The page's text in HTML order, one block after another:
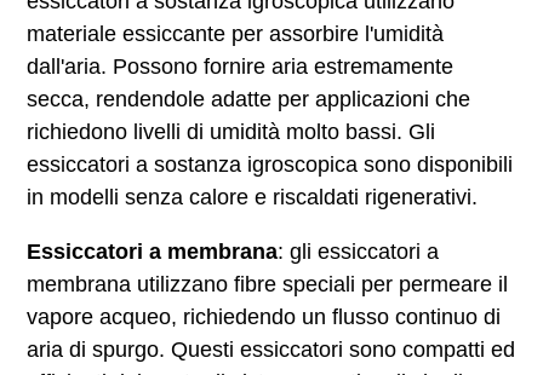
materiale essiccante per assorbire l'umidità
dall'aria. Possono fornire aria estremamente
secca, rendendole adatte per applicazioni che
richiedono livelli di umidità molto bassi. Gli
essiccatori a sostanza igroscopica sono disponibili
in modelli senza calore e riscaldati rigenerativi.
Essiccatori a membrana: gli essiccatori a
membrana utilizzano fibre speciali per permeare il
vapore acqueo, richiedendo un flusso continuo di
aria di spurgo. Questi essiccatori sono compatti ed